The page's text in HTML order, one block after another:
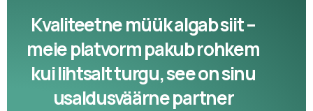
Kvaliteetne müük algab siit –
meie platvorm pakub rohkem
kui lihtsalt turgu, see on sinu
usaldusväärne partner